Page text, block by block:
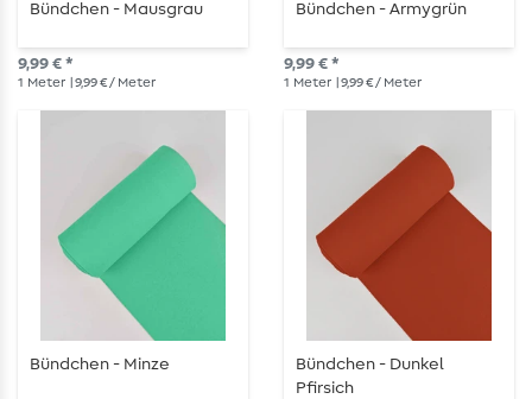
Bündchen - Mausgrau
9,99 € *
1 Meter | 9,99 € / Meter
Bündchen - Armygrün
9,99 € *
1 Meter | 9,99 € / Meter
Bündchen - Minze
Bündchen - Dunkel
Pfirsich